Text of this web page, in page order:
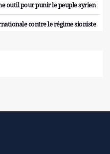
outil pour punir le peuple syrien
contre le régime sioniste